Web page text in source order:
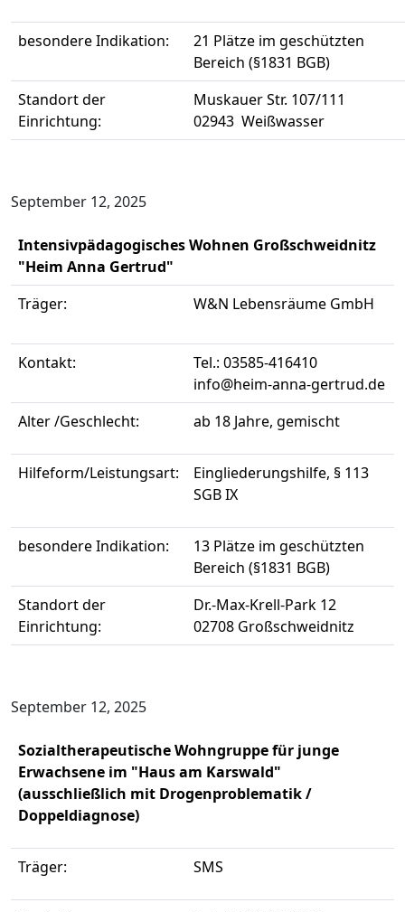
besondere Indikation:
21 Plätze im geschützten
Bereich (§1831 BGB)
Standort der
Einrichtung:
Muskauer Str. 107/111
02943 Weißwasser
September 12, 2025
Intensivpädagogisches Wohnen Großschweidnitz
"Heim Anna Gertrud"
Träger:
W&N Lebensräume GmbH
Kontakt:
Tel.: 03585-416410
info@heim-anna-gertrud.de
Alter /Geschlecht:
ab 18 Jahre, gemischt
Hilfeform/Leistungsart:
Eingliederungshilfe, § 113
SGB IX
besondere Indikation:
13 Plätze im geschützten
Bereich (§1831 BGB)
Standort der
Einrichtung:
Dr.-Max-Krell-Park 12
02708 Großschweidnitz
September 12, 2025
Sozialtherapeutische Wohngruppe für junge
Erwachsene im "Haus am Karswald"
(ausschließlich mit Drogenproblematik /
Doppeldiagnose)
Träger: SMS